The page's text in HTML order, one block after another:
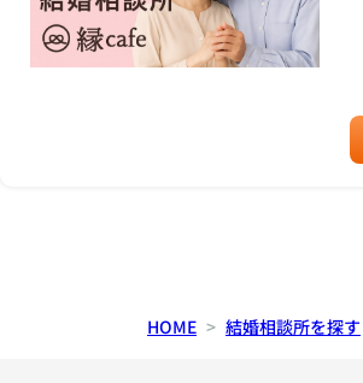
HOME 結婚相談所を探す